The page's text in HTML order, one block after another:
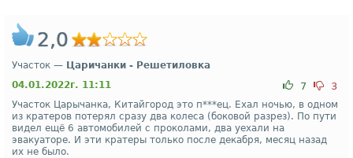
2,0
Участок — Царичанки - Решетиловка
04.01.2022г. 11:11
7 3
Участок Царычанка, Китайгород это п***ец. Ехал ночью, в одном
из кратеров потерял сразу два колеса (боковой разрез). По пути
видел ещё 6 автомобилей с проколами, два уехали на
эвакуаторе. И эти кратеры только после декабря, месяц назад
их не было.